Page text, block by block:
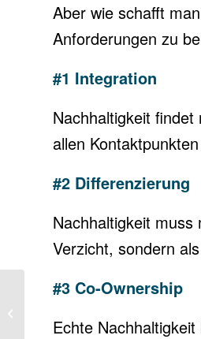
Aber wie schafft
Anforderungen zu
#1 Integration
Nachhaltigkeit
allen
#2 Differenzierung
Nachhaltigkeit
Verzicht, sondern
#3 Co-Ownership
Echte
Herausforderungen bei Marken-
Kundenzentrierungsprogrammen